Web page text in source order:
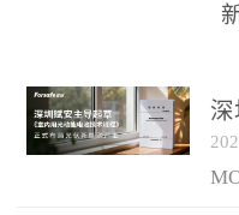
火灾隐患多。一旦发生火
传统的火灾关测器无法被
及时缺发，不能及早发现
和有效扑救火火，这不仅
光
布